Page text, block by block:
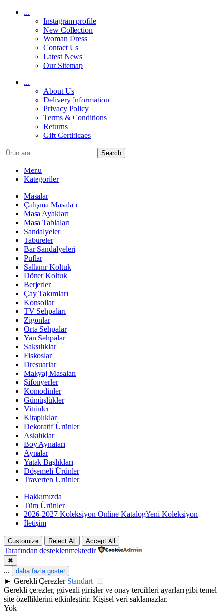
...
Instagram profile
New Collection
Woman Dress
Contact Us
Latest News
Our Sitemap
...
About Us
Delivery Information
Privacy Policy
Terms & Conditions
Returns
Gift Certificaes
Search
Menu
Kategoriler
Masalar
Çalışma Masaları
Masa Ayakları
Masa Tablaları
Sandalyeler
Tabureler
Bar Sandalyeleri
Puflar
Sallanır Koltuk
Döner Koltuk
Berjerler
Çay Takımları
Konsollar
TV Sehpaları
Zigonlar
Orta Sehpalar
Yan Sehpalar
Saksılıklar
Fiskoslar
Dresuarlar
Makyaj Masaları
Şifonyerler
Komodinler
Gümüşlükler
Vitrinler
Kitaplıklar
Dekoratif Ürünler
Askılıklar
Boy Aynaları
Aynalar
Yatak Başlıkları
Döşemeli Ürünler
Traverten Ürünler
Hakkımızda
Tüm Ürünler
2026-2027 Koleksiyon Online KatalogYeni Koleksiyon
İletişim
Customize Reject All Accept All
Tarafından desteklenmektedir
✖
... daha fazla göster
► Gerekli Çerezler Standart
Gerekli çerezler, güvenli girişler ve onay tercihleri ayarları gibi temel
site özelliklerini etkinleştirir. Kişisel veri saklamazlar.
Yok